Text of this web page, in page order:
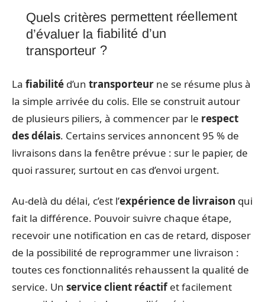
Quels critères permettent réellement
d’évaluer la fiabilité d’un
transporteur ?
La fiabilité d’un transporteur ne se résume plus à
la simple arrivée du colis. Elle se construit autour
de plusieurs piliers, à commencer par le respect
des délais. Certains services annoncent 95 % de
livraisons dans la fenêtre prévue : sur le papier, de
quoi rassurer, surtout en cas d’envoi urgent.
Au-delà du délai, c’est l’expérience de livraison qui
fait la différence. Pouvoir suivre chaque étape,
recevoir une notification en cas de retard, disposer
de la possibilité de reprogrammer une livraison :
toutes ces fonctionnalités rehaussent la qualité de
service. Un service client réactifet facilement